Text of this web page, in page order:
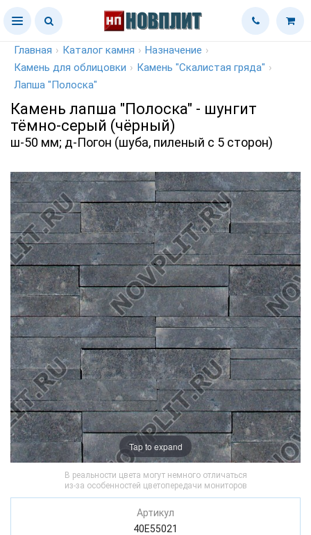
Главная › Каталог камня › Назначение ›
Камень для облицовки › Камень "Скалистая гряда" ›
Лапша "Полоска"
Камень лапша "Полоска" - шунгит
тёмно-серый (чёрный)
ш-50 мм; д-Погон (шуба, пиленый с 5 сторон)
Tap to expand
В реальности цвета могут немного отличаться
из-за особенностей цветопередачи мониторов
Артикул
40E55021